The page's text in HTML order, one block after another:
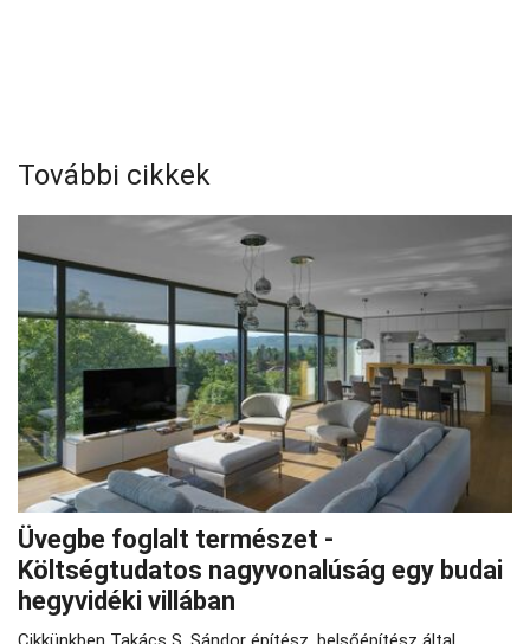
További cikkek
Üvegbe foglalt természet -
Költségtudatos nagyvonalúság egy budai
hegyvidéki villában